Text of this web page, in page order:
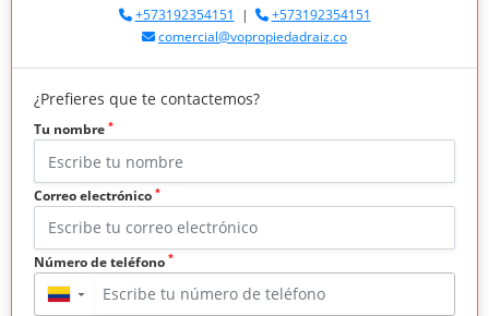
+573192354151 |
+573192354151
comercial@vopropiedadraiz.co
¿Prefieres que te contactemos?
Tu nombre *
Correo electrónico *
Número de teléfono *
▼